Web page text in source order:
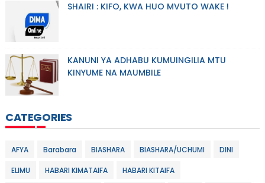
SHAIRI : KIFO, KWA HUO MVUTO WAKE !
KANUNI YA ADHABU KUMUINGILIA MTU
KINYUME NA MAUMBILE
CATEGORIES
AFYA Barabara BIASHARA BIASHARA/UCHUMI DINI
ELIMU HABARI KIMATAIFA HABARI KITAIFA